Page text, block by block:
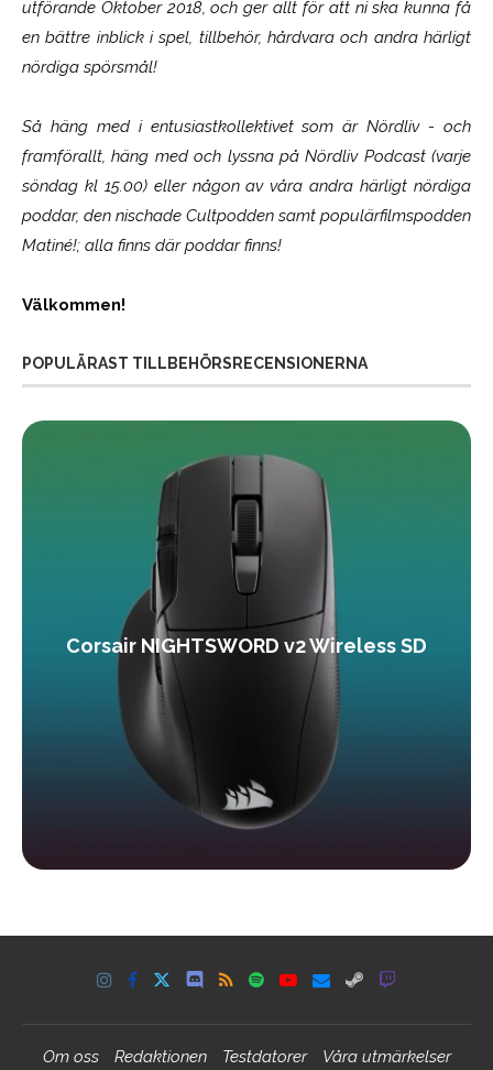
utförande Oktober 2018, och ger allt för att ni ska kunna få
en bättre inblick i spel, tillbehör, hårdvara och andra härligt
nördiga spörsmål!
Så häng med i entusiastkollektivet som ärNördliv- och
framförallt, häng med och lyssna på Nördliv Podcast (varje
söndag kl 15.00) eller någon av våra andra härligt nördiga
poddar, den nischade Cultpodden samt populärfilmspodden
Matiné!; alla finns där poddar finns!
Välkommen!
POPULÄRAST TILLBEHÖRSRECENSIONERNA
Corsair NIGHTSWORD v2 Wireless SD
Om oss Redaktionen Testdatorer Våra utmärkelser